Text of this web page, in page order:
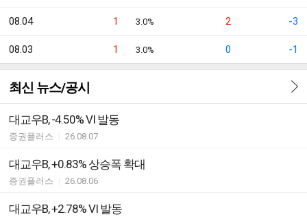
08.04 1 3.0% 2 -3
08.03 1 3.0% 0 -1
최신 뉴스/공시
대교우B, -4.50% VI 발동
증권플러스 26.08.07
대교우B, +0.83% 상승폭 확대
증권플러스 26.08.06
대교우B, +2.78% VI 발동